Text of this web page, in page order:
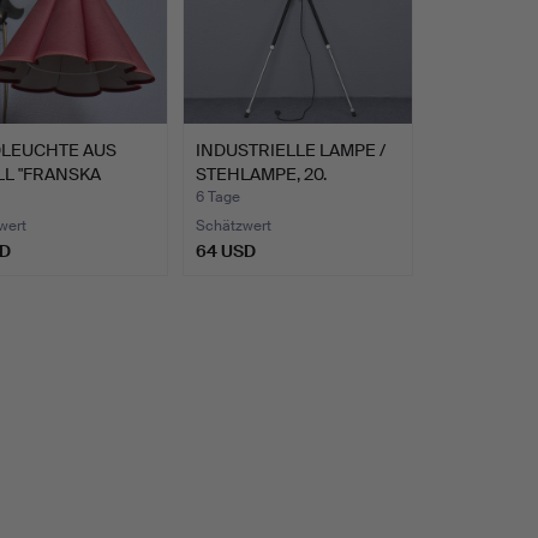
AUS
"FRANSKA
B…
INDUSTRIELLE LAMPE /
STEHLAMPE, 20.
JAHRHU…
6 Tage
Schätzwert
64 USD